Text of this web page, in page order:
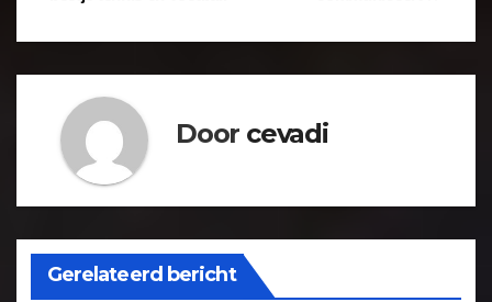
Door cevadi
Gerelateerd bericht